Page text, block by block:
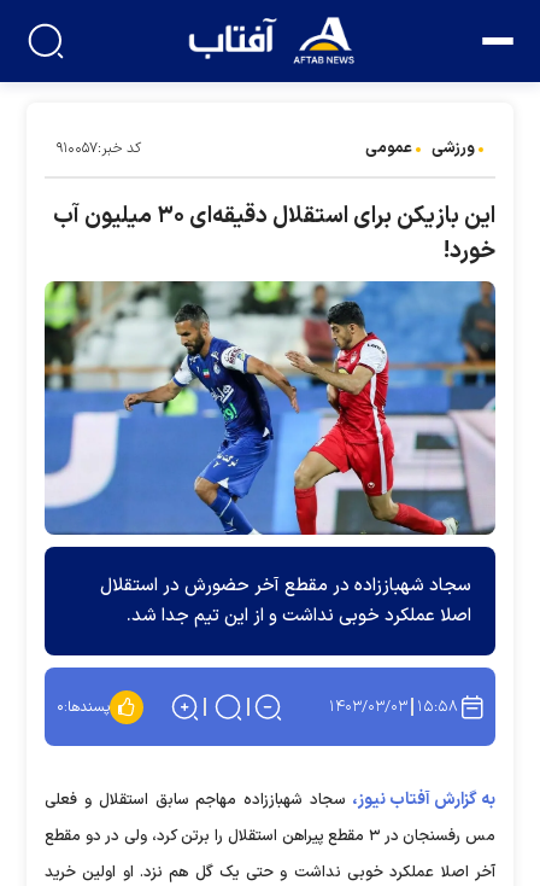
ورزشی عمومی کد خبر:۹۱۰۰۵۷
این بازیکن برای استقلال دقیقه‌ای ۳۰ میلیون آب
خورد!
سجاد شهباززاده در مقطع آخر حضورش در استقلال
اصلا عملکرد خوبی نداشت و از این تیم جدا شد.
۱۵:۵۸ ۱۴۰۳/۰۳/۰۳ پسندها:۰
به گزارش آفتاب نیوز، سجاد شهباززاده مهاجم سابق استقلال و فعلی
مس رفسنجان در ۳ مقطع پیراهن استقلال را برتن کرد، ولی در دو مقطع
آخر اصلا عملکرد خوبی نداشت و حتی یک گل هم نزد. او اولین خرید